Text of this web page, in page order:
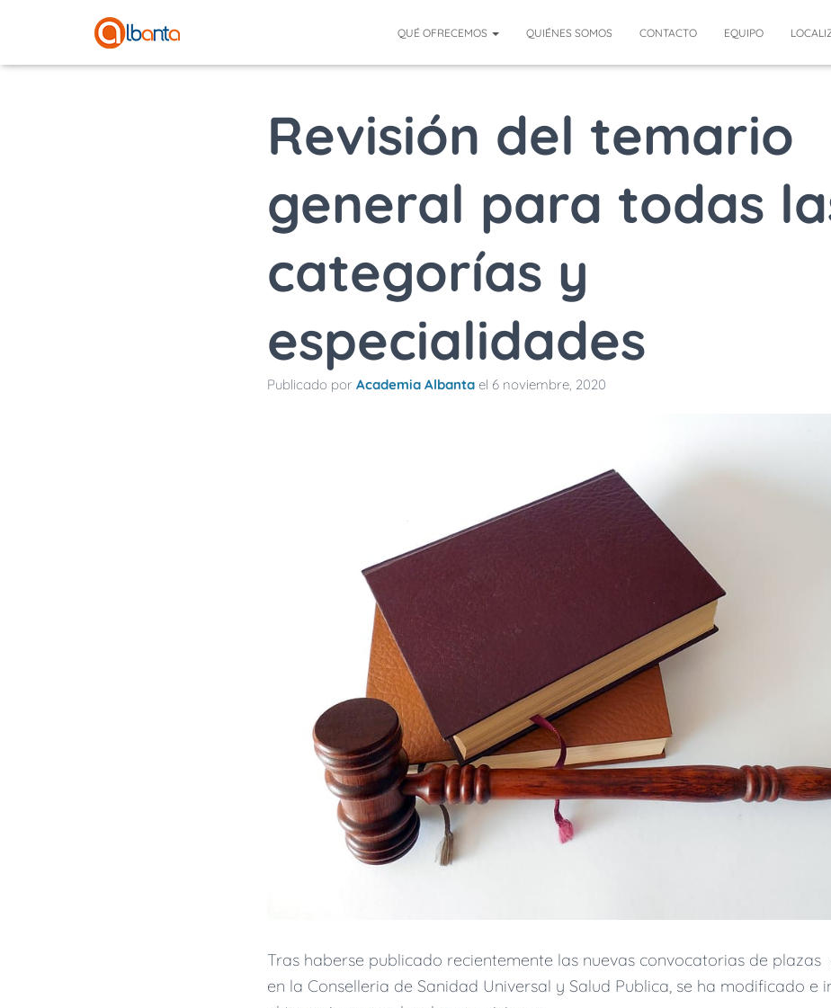
QUÉ OFRECEMOS QUIÉNES SOMOS CONTACTO EQUIPO
Revisión del temario
general para todas
categorías y
especialidades
Publicado por Academia Albanta el 6 noviembre, 2020
Tras haberse publicado recientemente las nuevas convocatorias de
en la Conselleria de Sanidad Universal y Salud Publica, se ha modificado e